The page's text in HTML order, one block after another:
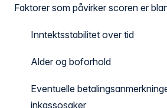
Faktorer som påvirker scoren er
Inntektsstabilitet over tid
Alder og boforhold
Eventuelle
inkassosaker